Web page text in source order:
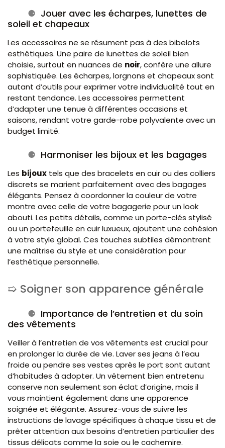
Jouer avec les écharpes, lunettes de
soleil et chapeaux
Les accessoires ne se résument pas à des bibelots
esthétiques. Une paire de lunettes de soleil bien
choisie, surtout en nuances de noir, confère une allure
sophistiquée. Les écharpes, lorgnons et chapeaux sont
autant d’outils pour exprimer votre individualité tout en
restant tendance. Les accessoires permettent
d’adapter une tenue à différentes occasions et
saisons, rendant votre garde-robe polyvalente avec un
budget limité.
Harmoniser les bijoux et les bagages
Les bijoux tels que des bracelets en cuir ou des colliers
discrets se marient parfaitement avec des bagages
élégants. Pensez à coordonner la couleur de votre
montre avec celle de votre bagagerie pour un look
abouti. Les petits détails, comme un porte-clés stylisé
ou un portefeuille en cuir luxueux, ajoutent une cohésion
à votre style global. Ces touches subtiles démontrent
une maîtrise du style et une considération pour
l’esthétique personnelle.
Soigner son apparence générale
Importance de l’entretien et du soin
des vêtements
Veiller à l’entretien de vos vêtements est crucial pour
en prolonger la durée de vie. Laver ses jeans à l’eau
froide ou pendre ses vestes après le port sont autant
d’habitudes à adopter. Un vêtement bien entretenu
conserve non seulement son éclat d’origine, mais il
vous maintient également dans une apparence
soignée et élégante. Assurez-vous de suivre les
instructions de lavage spécifiques à chaque tissu et de
prêter attention aux besoins d’entretien particulier des
tissus délicats comme la soie ou le cachemire.